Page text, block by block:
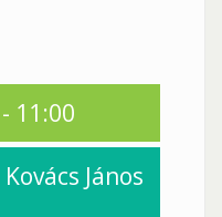
- 11:00
János